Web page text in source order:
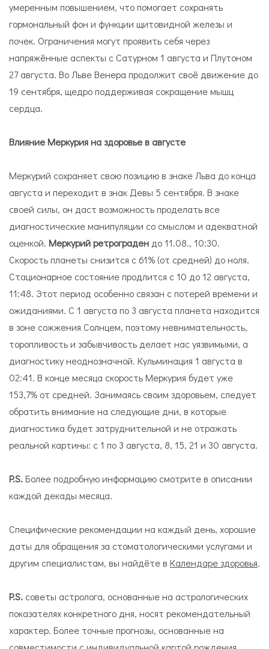
умеренным повышением, что помогает сохранять
гормональный фон и функции щитовидной железы и
почек. Ограничения могут проявить себя через
напряжённые аспекты с Сатурном 1 августа и Плутоном
27 августа. Во Льве Венера продолжит своё движение до
19 сентября, щедро поддерживая сокращение мышц
сердца.
Влияние Меркурия на здоровье в августе
Меркурий сохраняет свою позицию в знаке Льва до конца
августа и переходит в знак Девы 5 сентября. В знаке
своей силы, он даст возможность проделать все
диагностические манипуляции со смыслом и адекватной
оценкой. Меркурий ретроградендо 11.08., 10:30.
Скорость планеты снизится с 61% (от средней) до ноля.
Стационарное состояние продлится с 10 до 12 августа,
11:48. Этот период особенно связан с потерей времени и
ожиданиями. С 1 августа по 3 августа планета находится
в зоне сожжения Солнцем, поэтому невнимательность,
торопливость и забывчивость делает нас уязвимыми, а
диагностику неоднозначной. Кульминация 1 августа в
02:41. В конце месяца скорость Меркурия будет уже
153,7% от средней. Занимаясь своим здоровьем, следует
обратить внимание на следующие дни, в которые
диагностика будет затруднительной и не отражать
реальной картины: с 1 по 3 августа, 8, 15, 21 и 30 августа.
P.S.Более подробную информацию смотрите в описании
каждой декады месяца.
Специфические рекомендации на каждый день, хорошие
даты для обращения за стоматологическими услугами и
другим специалистам, вы найдёте в Календаре здоровья.
P.S. советы астролога, основанные на астрологических
показателях конкретного дня, носят рекомендательный
характер. Более точные прогнозы, основанные на